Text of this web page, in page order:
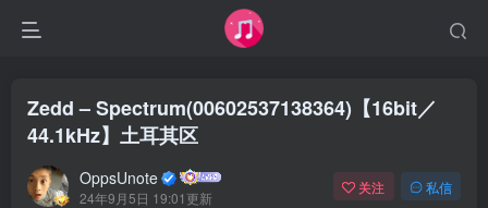
Zedd – Spectrum(00602537138364)【16bit／
44.1kHz】土耳其区
OppsUnote
24年9月5日 19:01更新
关注 私信